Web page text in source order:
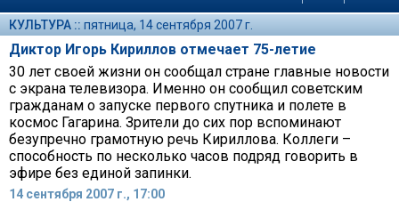
КУЛЬТУРА :: пятница, 14 сентября 2007 г.
Диктор Игорь Кириллов отмечает 75-летие
30 лет своей жизни он сообщал стране главные новости
с экрана телевизора. Именно он сообщил советским
гражданам о запуске первого спутника и полете в
космос Гагарина. Зрители до сих пор вспоминают
безупречно грамотную речь Кириллова. Коллеги –
способность по несколько часов подряд говорить в
эфире без единой запинки.
14 сентября 2007 г., 17:00